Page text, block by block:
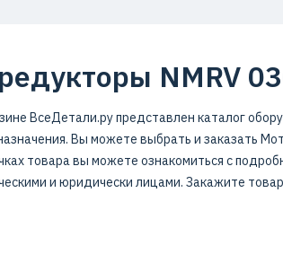
NMRV
ВсеДетали.ру представлен каталог
Вы можете выбрать и заказать
товара вы можете ознакомиться с
и юридически лицами. Закажите